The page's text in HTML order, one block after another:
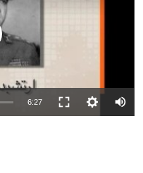
available
6:27